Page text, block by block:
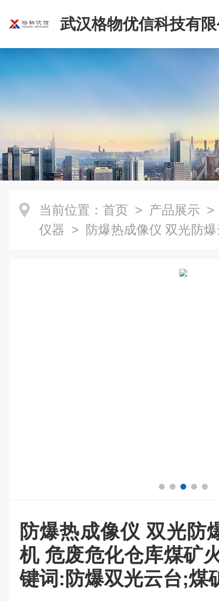
武汉格物优信科技有
当前位置： 首页 > 产品展示
仪器 > 防爆热成像仪 双光防
防爆热成像仪 双光防
机 危废危化仓库煤矿
键词:防爆双光云台;煤